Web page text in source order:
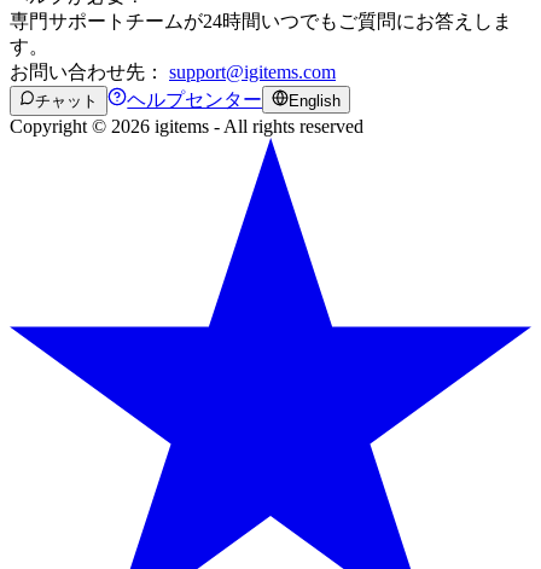
専門サポートチームが24時間いつでもご質問にお答えしま
す。
お問い合わせ先： support@igitems.com
チャット ヘルプセンター English
Copyright © 2026 igitems - All rights reserved